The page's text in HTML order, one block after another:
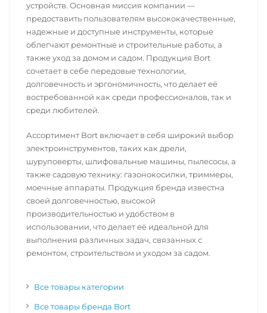
устройств. Основная миссия компании —
предоставить пользователям высококачественные,
надежные и доступные инструменты, которые
облегчают ремонтные и строительные работы, а
также уход за домом и садом. Продукция Bort
сочетает в себе передовые технологии,
долговечность и эргономичность, что делает её
востребованной как среди профессионалов, так и
среди любителей.
Ассортимент Bort включает в себя широкий выбор
электроинструментов, таких как дрели,
шуруповерты, шлифовальные машины, пылесосы, а
также садовую технику: газонокосилки, триммеры,
моечные аппараты. Продукция бренда известна
своей долговечностью, высокой
производительностью и удобством в
использовании, что делает её идеальной для
выполнения различных задач, связанных с
ремонтом, строительством и уходом за садом.
Все товары категории
Все товары бренда Bort